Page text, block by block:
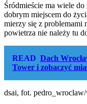
Śródmieście ma wiele
dobrym miejscem do
mierzy się z problemami
powietrza nie należy tu
READ Dach
Tower i zobaczyć
dsai, fot.